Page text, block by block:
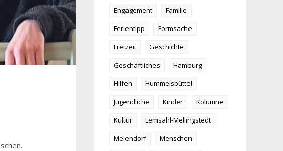
Engagement
Familie
Ferientipp
Formsache
Freizeit
Geschichte
Geschäftliches
Hamburg
Hilfen
Hummelsbüttel
Jugendliche
Kinder
Kolumne
Kultur
Lemsahl-Mellingstedt
Meiendorf
Menschen